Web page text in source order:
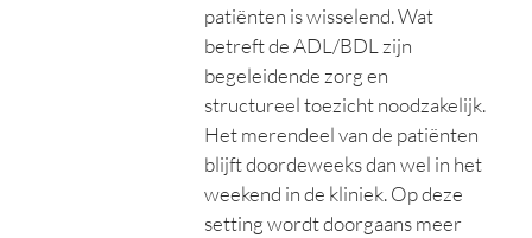
patiënten is wisselend. Wat
betreft de ADL/BDL zijn
begeleidende zorg en
structureel toezicht noodzakelijk.
Het merendeel van de patiënten
blijft doordeweeks dan wel in het
weekend in de kliniek. Op deze
setting wordt doorgaans meer